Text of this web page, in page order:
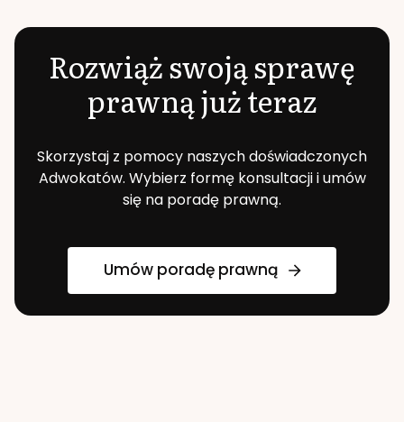
Rozwiąż swoją sprawę
prawną już teraz
Skorzystaj z pomocy naszych doświadczonych
Adwokatów. Wybierz formę konsultacji i umów
się na poradę prawną.
Umów poradę prawną